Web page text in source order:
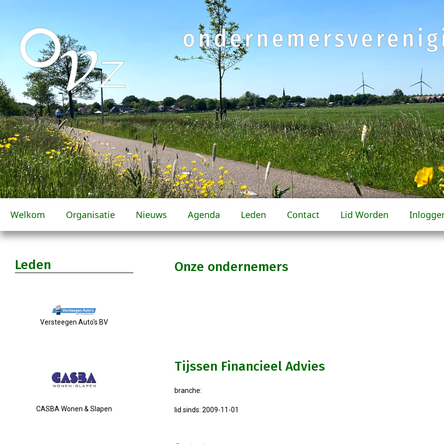
Welkom Organisatie Nieuws Agenda Leden Contact Lid Worden
Onze ondernemers
Tijssen Financieel Advies
branche:
lid sinds: 2009-11-01
Leden
Versteegen Auto's BV
CASBA Wonen & Slapen